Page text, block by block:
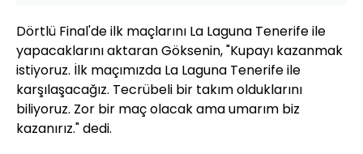
Dörtlü Final'de ilk maçlarını La Laguna Tenerife ile
yapacaklarını aktaran Göksenin, "Kupayı kazanmak
istiyoruz. İlk maçımızda La Laguna Tenerife ile
karşılaşacağız. Tecrübeli bir takım olduklarını
biliyoruz. Zor bir maç olacak ama umarım biz
kazanırız." dedi.